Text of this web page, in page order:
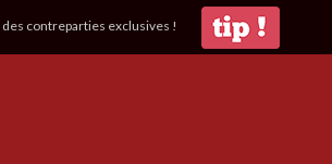
contreparties exclusives !